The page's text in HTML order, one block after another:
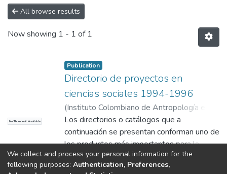
All browse results
Now showing 1 - 1 of 1
No Thumbnail Available
Publication
Directorio de proyectos en
ciencias sociales 1994-1996
(Instituto Colombiano de Antropología e
Historia,1996)Red Colombiana de
Investigadores Sociales (RECIS)
Los directorios o catálogos que a
continuación se presentan conforman uno de
los productos más importantes para la
consolidación y difusión de la Red
Colombiana de Investigadores Sociales,
Show more
We collect and process your personal information for the
following purposes: Authentication, Preferences,